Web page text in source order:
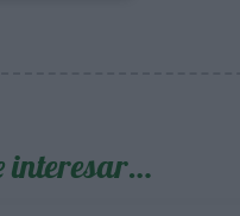
interesar…